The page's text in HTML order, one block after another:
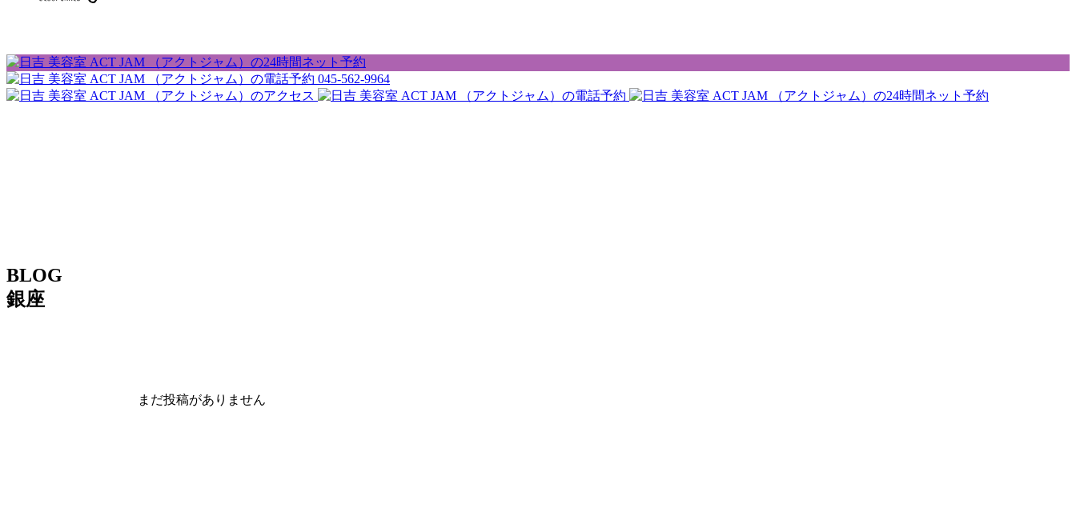
045-562-9964
BLOG
銀座
まだ投稿がありません